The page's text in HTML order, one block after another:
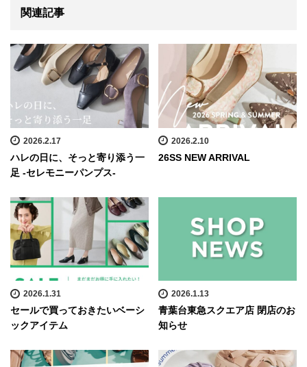
関連記事
2026.2.17
ハレの日に、そっと寄り添う一
足 -セレモニーパンプス-
2026.2.10
26SS NEW ARRIVAL
2026.1.31
セールで買っておきたいベーシ
ックアイテム
2026.1.13
青葉台東急スクエア店 閉店のお
知らせ